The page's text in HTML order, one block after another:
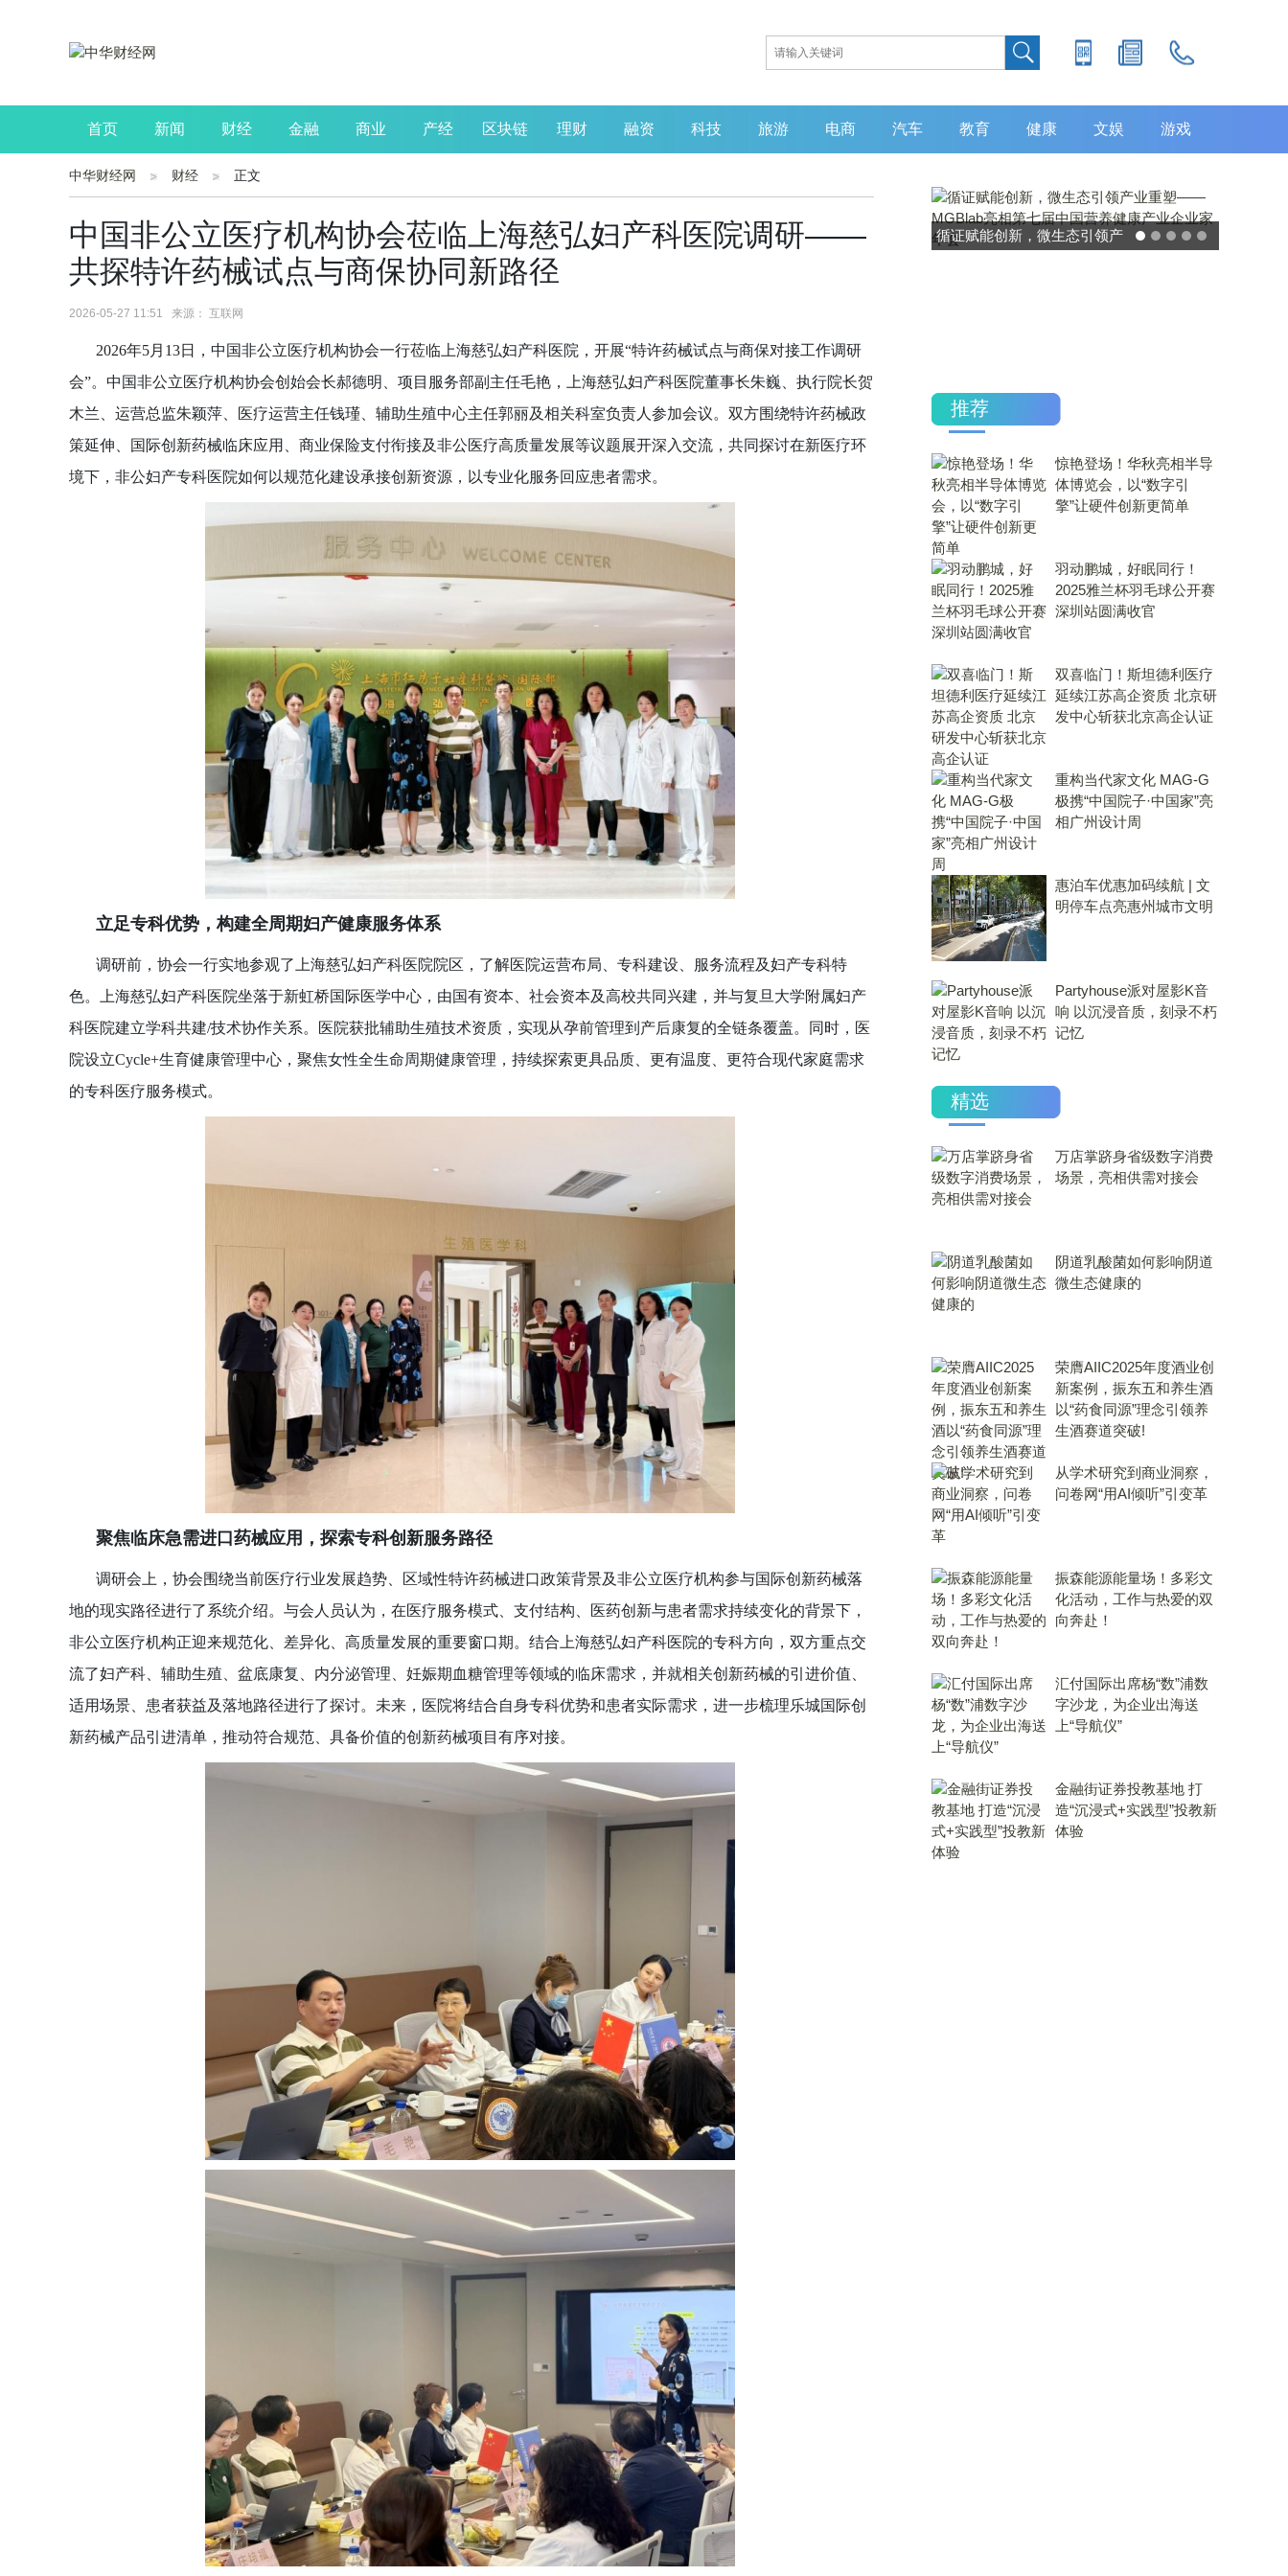
首页 新闻 财经 金融 商业 产经 区块链 理财 融资 科技 旅游 电商 汽车 教育 健康 文娱 游戏
公司 生活 读书
中华财经网 财经 正文
中国非公立医疗机构协会莅临上海慈弘妇产科医院调研——
共探特许药械试点与商保协同新路径
2026-05-27 11:51 来源： 互联网
2026年5月13日，中国非公立医疗机构协会一行莅临上海慈弘妇产科医院，开展“特许药械试点与商保对接工作调研
会”。中国非公立医疗机构协会创始会长郝德明、项目服务部副主任毛艳，上海慈弘妇产科医院董事长朱巍、执行院长贺
木兰、运营总监朱颖萍、医疗运营主任钱瑾、辅助生殖中心主任郭丽及相关科室负责人参加会议。双方围绕特许药械政
策延伸、国际创新药械临床应用、商业保险支付衔接及非公医疗高质量发展等议题展开深入交流，共同探讨在新医疗环
境下，非公妇产专科医院如何以规范化建设承接创新资源，以专业化服务回应患者需求。
立足专科优势，构建全周期妇产健康服务体系
调研前，协会一行实地参观了上海慈弘妇产科医院院区，了解医院运营布局、专科建设、服务流程及妇产专科特
色。上海慈弘妇产科医院坐落于新虹桥国际医学中心，由国有资本、社会资本及高校共同兴建，并与复旦大学附属妇产
科医院建立学科共建/技术协作关系。医院获批辅助生殖技术资质，实现从孕前管理到产后康复的全链条覆盖。同时，医
院设立Cycle+生育健康管理中心，聚焦女性全生命周期健康管理，持续探索更具品质、更有温度、更符合现代家庭需求
的专科医疗服务模式。
聚焦临床急需进口药械应用，探索专科创新服务路径
调研会上，协会围绕当前医疗行业发展趋势、区域性特许药械进口政策背景及非公立医疗机构参与国际创新药械落
地的现实路径进行了系统介绍。与会人员认为，在医疗服务模式、支付结构、医药创新与患者需求持续变化的背景下，
非公立医疗机构正迎来规范化、差异化、高质量发展的重要窗口期。结合上海慈弘妇产科医院的专科方向，双方重点交
流了妇产科、辅助生殖、盆底康复、内分泌管理、妊娠期血糖管理等领域的临床需求，并就相关创新药械的引进价值、
适用场景、患者获益及落地路径进行了探讨。未来，医院将结合自身专科优势和患者实际需求，进一步梳理乐城国际创
新药械产品引进清单，推动符合规范、具备价值的创新药械项目有序对接。
灵敏度超 80% 特异性 99%！
推荐
惊艳登场！华秋亮相半导
体博览会，以“数字引
擎”让硬件创新更简单
羽动鹏城，好眠同行！
2025雅兰杯羽毛球公开赛
深圳站圆满收官
双喜临门！斯坦德利医疗
延续江苏高企资质 北京研
发中心斩获北京高企认证
重构当代家文化 MAG-G
极携“中国院子·中国家”亮
相广州设计周
惠泊车优惠加码续航 | 文
明停车点亮惠州城市文明
Partyhouse派对屋影K音
响 以沉浸音质，刻录不朽
记忆
精选
万店掌跻身省级数字消费
场景，亮相供需对接会
​阴道乳酸菌如何影响阴道
微生态健康的
荣膺AIIC2025年度酒业创
新案例，振东五和养生酒
以“药食同源”理念引领养
生酒赛道突破!
从学术研究到商业洞察，
问卷网“用AI倾听”引变革
振森能源能量场！多彩文
化活动，工作与热爱的双
向奔赴！
汇付国际出席杨“数”浦数
字沙龙，为企业出海送
上“导航仪”
金融街证券投教基地 打
造“沉浸式+实践型”投教新
体验